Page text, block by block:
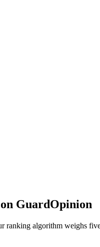
GuardOpinion
algorithm weighs